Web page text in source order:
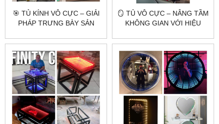
🎯 TỦ KÍNH VÔ CỰC – GIẢI
PHÁP TRƯNG BÀY SẢN
CẤP
🪞 TỦ VÔ CỰC – NÂNG TẦM
KHÔNG GIAN VỚI HIỆU
ĐÁO